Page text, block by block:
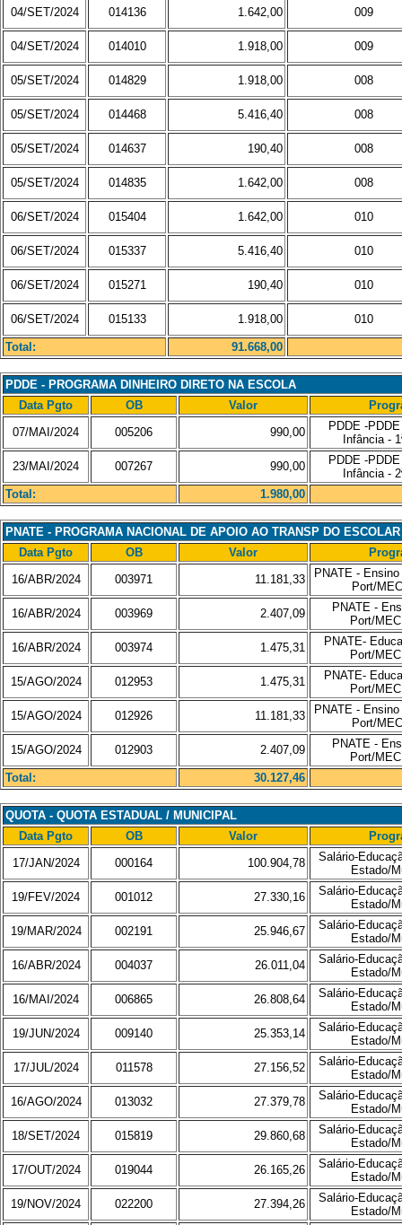
04/SET/2024 014136 1.642,00 009
04/SET/2024 014010 1.918,00 009
05/SET/2024 014829 1.918,00 008
05/SET/2024 014468 5.416,40 008
05/SET/2024 014637 190,40 008
05/SET/2024 014835 1.642,00 008
06/SET/2024 015404 1.642,00 010
06/SET/2024 015337 5.416,40 010
06/SET/2024 015271 190,40 010
06/SET/2024 015133 1.918,00 010
Total: 91.668,00
PDDE - PROGRAMA DINHEIRO DIRETO NA ESCOLA
Data Pgto
OB Valor
07/MAI/2024
005206 990,00
PDDE -
Infância -
23/MAI/2024
007267 990,00
PDDE -
Infância -
Total:
1.980,00
PNATE - PROGRAMA NACIONAL DE APOIO AO TRANSP DO ESCOLAR
Data Pgto
OB Valor
16/ABR/2024
003971 11.181,33
PNATE -
Port/
16/ABR/2024
003969 2.407,09
PNATE -
Port/
16/ABR/2024
003974 1.475,31
PNATE-
Port/
15/AGO/2024
012953 1.475,31
PNATE-
Port/
15/AGO/2024
012926 11.181,33
PNATE -
Port/
15/AGO/2024
012903 2.407,09
PNATE -
Port/
Total:
30.127,46
QUOTA - QUOTA ESTADUAL / MUNICIPAL
Data Pgto
OB Valor
17/JAN/2024
000164 100.904,78
Salário-
Estado/
19/FEV/2024
001012 27.330,16
Salário-
Estado/
19/MAR/2024
002191 25.946,67
Salário-
Estado/
16/ABR/2024
004037 26.011,04
Salário-
Estado/
16/MAI/2024
006865 26.808,64
Salário-
Estado/
19/JUN/2024
009140 25.353,14
Salário-
Estado/
17/JUL/2024
011578 27.156,52
Salário-
Estado/
16/AGO/2024
013032 27.379,78
Salário-
Estado/
18/SET/2024
015819 29.860,68
Salário-
Estado/
17/OUT/2024
019044 26.165,26
Salário-
Estado/
19/NOV/2024
022200 27.394,26
Salário-
Estado/